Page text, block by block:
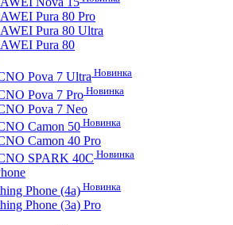
Pura 80 Pro
Pura 80 Ultra
Pura 80
Pova 7 Ultra Новинка
Pova 7 Pro Новинка
Pova 7 Neo
Camon 50 Новинка
Camon 40 Pro
SPARK 40C Новинка
Phone (4a) Новинка
Phone (3a) Pro